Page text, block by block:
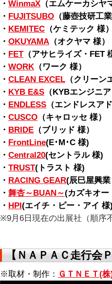
・ WinmaX （エムケーカシヤ
・ FUJITSUBO （藤壺技研工
・ KEMITEC （ケミテック 様
・ OKUYAMA （オクヤマ 様）
・ FET（アサヒライズ・FET
・ WORK （ワーク 様）
・ CLEAN EXCEL （クリーン
・ KYB E&S （KYBエンジニ
・ ENDLESS （エンドレスア
・ CUSCO （キャロッセ 様）
・ BRIDE （ブリッド 様）
・ FrontLine(E･M･C 様)
・ Central20(セントラル 様)
・ TRUST(トラスト 様)
・ RACING GEAR(辰巳屋興
・ 舞杏～BUAN～(カズキオー
・ HPI(エイチ・ピー・アイ 様
※9月6日現在の出展社（順序
【ＮＡＰＡＣ走行会
※取材・制作： ＧＴＮＥＴ(